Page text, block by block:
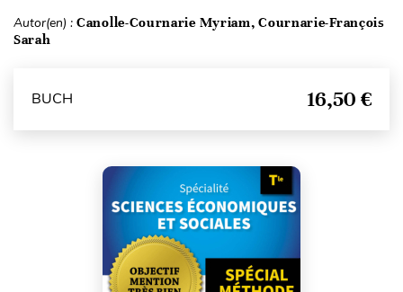
Autor(en) : Canolle-Cournarie Myriam, Cournarie-François
Sarah
BUCH 16,50 €